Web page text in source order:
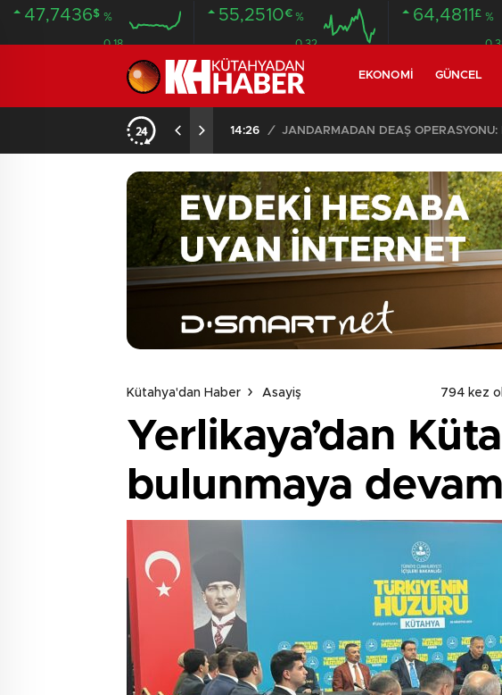
47,7436$ %
0.18
55,2510€ %
0.32
64,4811 £ %
EKONOMI GÜNCEL
14:26 / JANDARMADAN DEAŞ
Kütahya'dan Haber Asayiş 794 kez
Yerlikaya’dan
bulunmaya